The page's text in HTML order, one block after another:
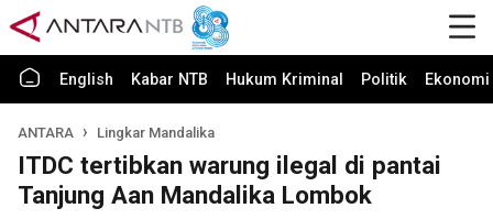
English Kabar NTB Hukum Kriminal Politik
ANTARA Lingkar Mandalika
ITDC tertibkan warung ilegal di pantai
Tanjung Aan Mandalika Lombok